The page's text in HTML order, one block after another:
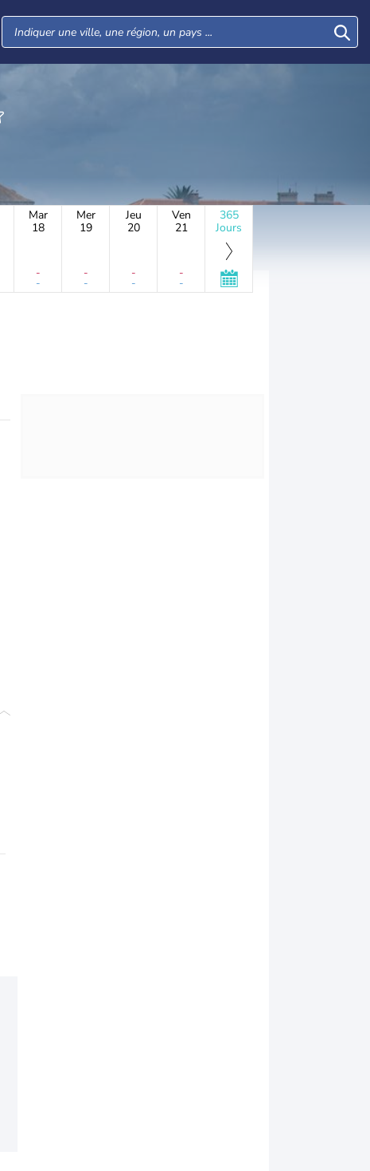
Mar
18
-
-
Mer
19
-
-
Jeu
20
-
-
Ven
21
-
-
365
Jours